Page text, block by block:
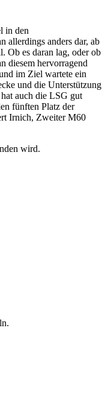
in den
allerdings anders dar, ab
Ob es daran lag, oder ob
diesem hervorragend
im Ziel wartete ein
und die Unterstützung
auch die LSG gut
fünften Platz der
Irnich, Zweiter M60
wird.